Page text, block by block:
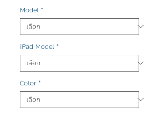
Model *
iPad Model *
Color *